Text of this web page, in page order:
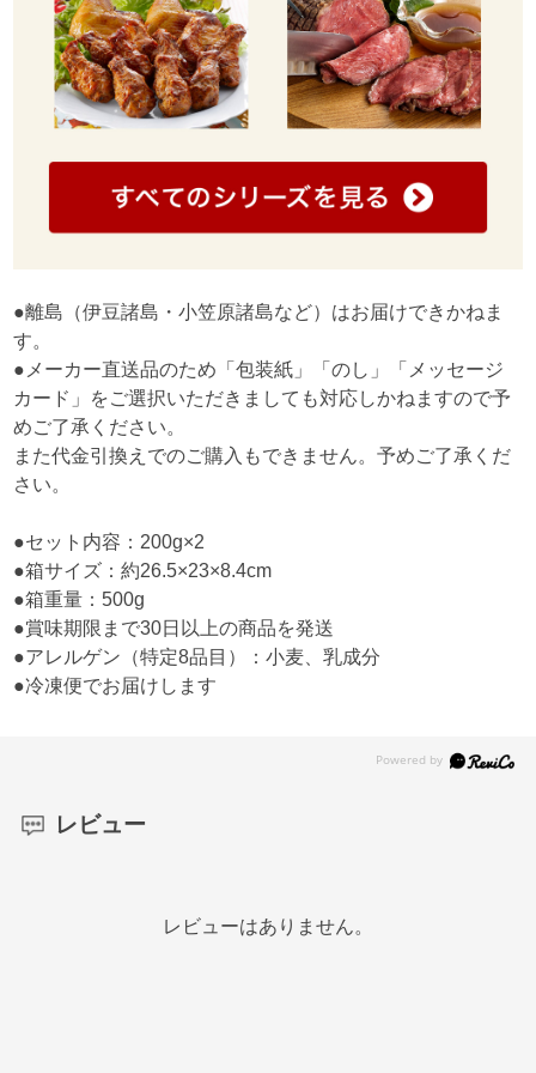
●離島（伊豆諸島・小笠原諸島など）はお届けできかねま
す。
●メーカー直送品のため「包装紙」「のし」「メッセージ
カード」をご選択いただきましても対応しかねますので予
めご了承ください。
また代金引換えでのご購入もできません。予めご了承くだ
さい。
●セット内容：200g×2
●箱サイズ：約26.5×23×8.4cm
●箱重量：500g
●賞味期限まで30日以上の商品を発送
●アレルゲン（特定8品目）：小麦、乳成分
●冷凍便でお届けします
レビュー
レビューはありません。